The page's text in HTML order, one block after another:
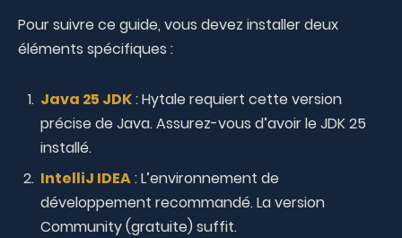
Pour suivre ce guide, vous devez installer deux
éléments spécifiques :
Java 25 JDK: Hytale requiert cette version
précise de Java. Assurez-vous d’avoir le JDK 25
installé.
IntelliJ IDEA: L’environnement de
développement recommandé. La version
Community (gratuite) suffit.